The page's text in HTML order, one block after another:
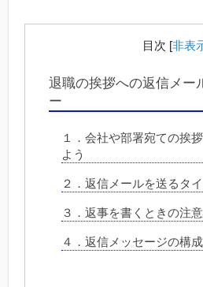
目次 [非表
退職の挨拶への返信メー
ー
１．会社や部署宛ての挨
よう
２．返信メールを送るタ
３．返事を書くときの注
４．返信メッセージの構成